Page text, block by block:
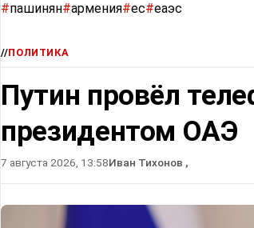
#пашинян#армения#ес#еаэс
//ПОЛИТИКА
Путин провёл
президентом ОАЭ
7 августа 2026, 13:58Иван Тихонов ,